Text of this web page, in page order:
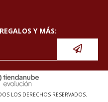
Y MÁS:
LOS DERECHOS RESERVADOS.